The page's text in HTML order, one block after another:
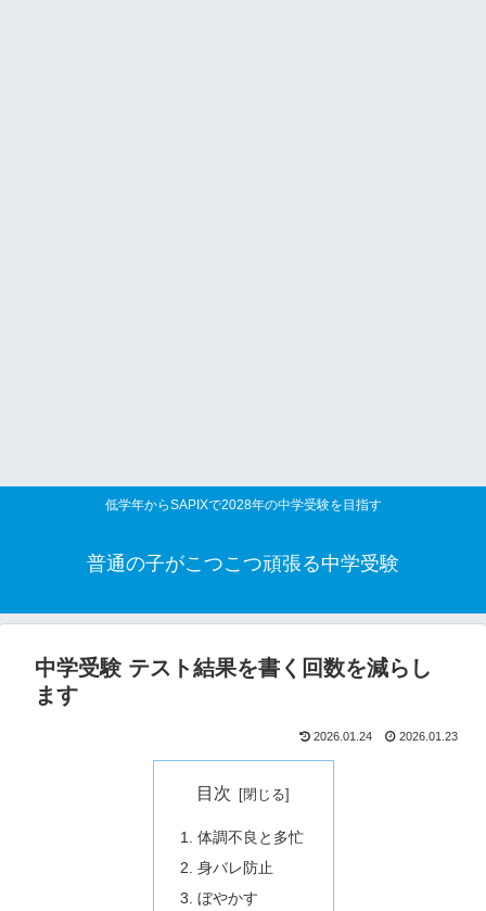
低学年からSAPIXで2028年の中学受験を目指す
普通の子がこつこつ頑張る中学受験
中学受験 テスト結果を書く回数を減らし
ます
2026.01.24 2026.01.23
目次
体調不良と多忙
身バレ防止
ぼやかす